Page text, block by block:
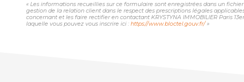
« Les informations recueillies sur ce formulaire sont enregistrées dans un
gestion de la relation client dans le respect des prescriptions légales
concernant et les faire rectifier en contactant KRYSTYNA IMMOBILIER Paris
laquelle vous pouvez vous inscrire ici : https://www.bloctel.gouv.fr/»